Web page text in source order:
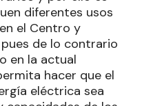
diferentes usos
el Centro y
de lo contrario
en la actual
hacer que el
eléctrica sea